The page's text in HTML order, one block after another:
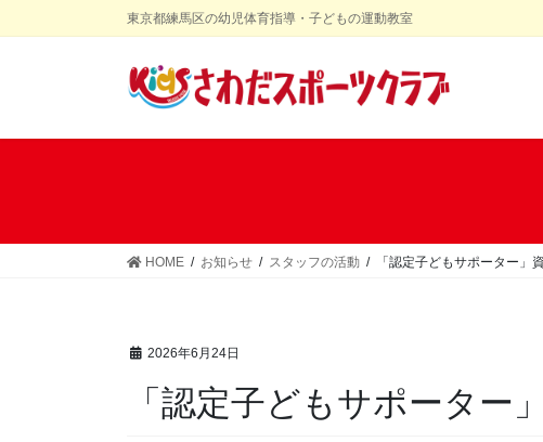
ン
に
ビ
ョ
動
東京都練馬区の幼児体育指導・子どもの運動教室
HOME お知らせ スタッフの活動 「認定子どもサポーター」
2026年6月24日
「認定子どもサポーター